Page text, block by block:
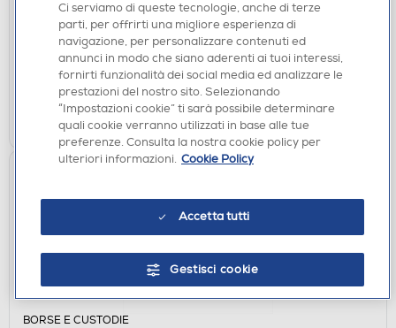
€ 16,49
Acquisto online:disponibile
Ritiro in negozio:non disponibile
AGGIUNGI
BORSE E CUSTODIE
Ci serviamo di queste tecnologie, anche di terze
parti, per offrirti una migliore esperienza di
navigazione, per personalizzare contenuti ed
annunci in modo che siano aderenti ai tuoi interessi,
fornirti funzionalità dei social media ed analizzare le
prestazioni del nostro sito. Selezionando
“Impostazioni cookie” ti sarà possibile determinare
quali cookie verranno utilizzati in base alle tue
preferenze. Consulta la nostra cookie policy per
ulteriori informazioni. Cookie Policy
Accetta tutti
Gestisci cookie